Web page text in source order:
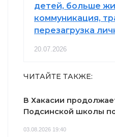
детей, больше
коммуникация,
перезагрузка
20.07.2026
ЧИТАЙТЕ ТАКЖЕ:
В Хакасии
Подсинской школы
03.08.2026 19:40